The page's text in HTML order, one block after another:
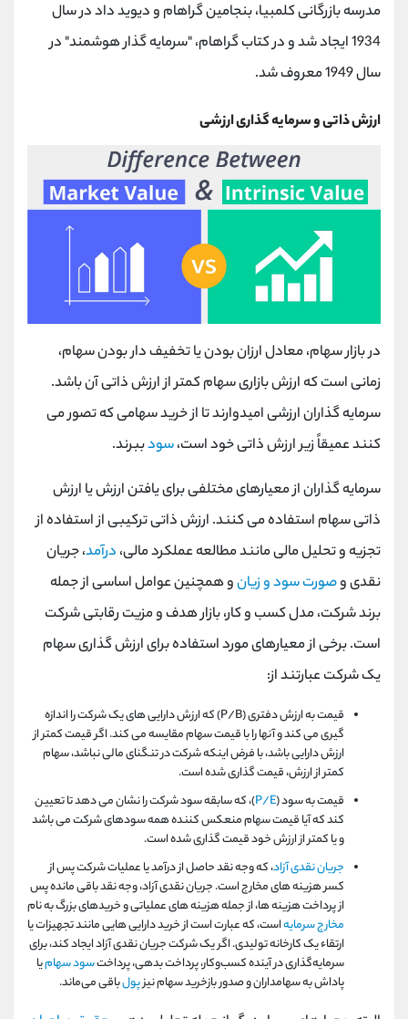
مدرسه بازرگانی کلمبیا، بنجامین گراهام و دیوید داد در سال
1934 ایجاد شد و در کتاب گراهام، "سرمایه گذار هوشمند" در
سال 1949 معروف شد.
ارزش ذاتی و سرمایه گذاری ارزشی
در بازار سهام، معادل ارزان بودن یا تخفیف دار بودن سهام،
زمانی است که ارزش بازاری سهام کمتر از ارزش ذاتی آن باشد.
سرمایه گذاران ارزشی امیدوارند تا از خرید سهامی که تصور می
کنند عمیقاً زیر ارزش ذاتی خود است،سودببرند.
سرمایه گذاران از معیارهای مختلفی برای یافتن ارزش یا ارزش
ذاتی سهام استفاده می کنند. ارزش ذاتی ترکیبی از استفاده از
تجزیه و تحلیل مالی مانند مطالعه عملکرد مالی، درآمد، جریان
نقدی وصورت سود و زیانو همچنین عوامل اساسی از جمله
برند شرکت، مدل کسب و کار، بازار هدف و مزیت رقابتی شرکت
است. برخی از معیارهای مورد استفاده برای ارزش گذاری سهام
یک شرکت عبارتند از:
قیمت به ارزش دفتری (P/B) که ارزش دارایی های یک شرکت را اندازه
گیری می کند و آنها را با قیمت سهام مقایسه می کند. اگر قیمت کمتر از
ارزش دارایی باشد، با فرض اینکه شرکت در تنگنای مالی نباشد، سهام
کمتر از ارزش، قیمت گذاری شده است.
قیمت به سود (P/E)، که سابقه سود شرکت را نشان می دهد تا تعیین
کند که آیا قیمت سهام منعکس کننده همه سودهای شرکت می باشد
و یا کمتر از ارزش خود قیمت گذاری شده است.
جریان نقدی آزاد، که وجه نقد حاصل از درآمد یا عملیات شرکت پس از
کسر هزینه های مخارج است. جریان نقدی آزاد، وجه نقد باقی مانده پس
از پرداخت هزینه ها، از جمله هزینه های عملیاتی و خریدهای بزرگ به نام
مخارج سرمایهاست، که عبارت است از خرید دارایی هایی مانند تجهیزات یا
ارتقاء یک کارخانه تولیدی. اگر یک شرکت جریان نقدی آزاد ایجاد کند، برای
سرمایه‌گذاری در آینده کسب‌وکار، پرداخت بدهی، پرداختسود سهامیا
پاداش به سهامداران و صدور بازخرید سهام نیزپولباقی می‌ماند.